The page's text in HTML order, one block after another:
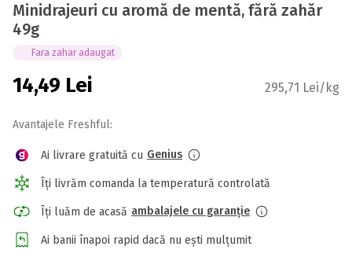
Minidrajeuri cu aromă de mentă, fără zahăr
49g
Fara zahar adaugat
14,49 Lei 295,71 Lei/kg
Avantajele Freshful:
Ai livrare gratuită cu Genius
Îți livrăm comanda la temperatură controlată
Îți luăm de acasă ambalajele cu garanție
Ai banii înapoi rapid dacă nu ești mulțumit